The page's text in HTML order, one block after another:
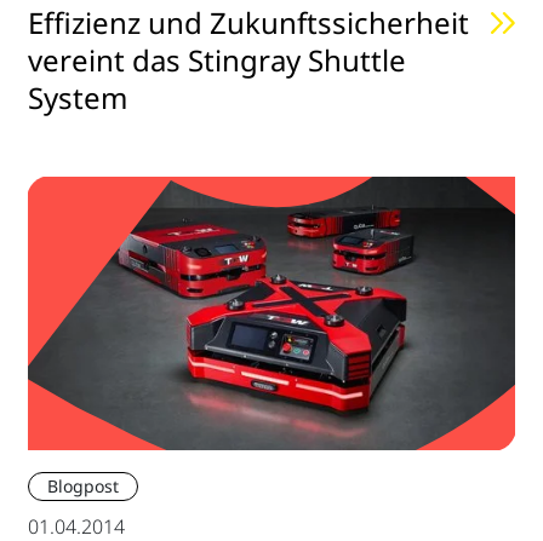
Effizienz und Zukunftssicherheit
vereint das Stingray Shuttle
System
Blogpost
01.04.2014